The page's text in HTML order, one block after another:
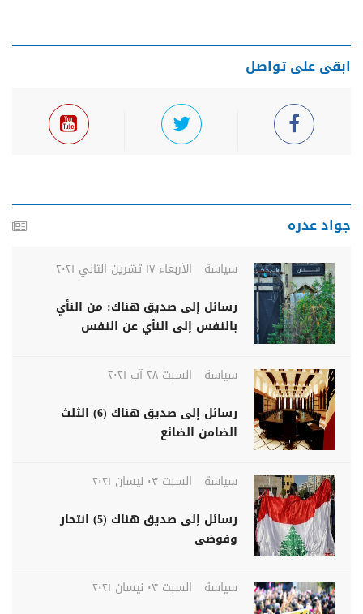
ابقى على تواصل
جواد عدره
سياسة
الأربعاء ١٧ تشرين الثاني ٢٠٢١
رسائل إلى صديق هناك: من النأي
بالنفس إلى النأي عن النفس
سياسة
السبت ٢٨ آب ٢٠٢١
رسائل إلى صديق هناك (6) الثلث
الضامن الضائع
سياسة
السبت ٠٣ نيسان ٢٠٢١
رسائل إلى صديق هناك (5) انتحار
وفوضى
سياسة
السبت ٠٣ نيسان ٢٠٢١